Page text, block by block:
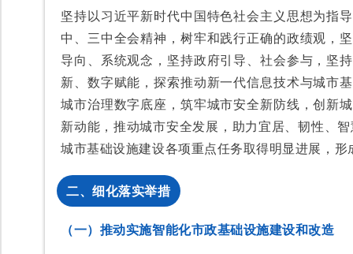
坚持以习近平新时代中国特色社会主义思想为指
中、三中全会精神，树牢和践行正确的政绩观，
导向、系统观念，坚持政府引导、社会参与，坚
新、数字赋能，探索推动新一代信息技术与城市
城市治理数字底座，筑牢城市安全新防线，创新
新动能，推动城市安全发展，助力宜居、韧性、
城市基础设施建设各项重点任务取得明显进展，
二、细化落实举措
（一）推动实施智能化市政基础设施建设和改造